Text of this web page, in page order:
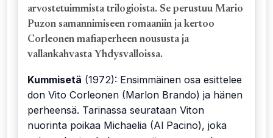
arvostetuimmista trilogioista. Se perustuu Mario
Puzon samannimiseen romaaniin ja kertoo
Corleonen mafiaperheen noususta ja
vallankahvasta Yhdysvalloissa.
Kummisetä (1972): Ensimmäinen osa esittelee
don Vito Corleonen (Marlon Brando) ja hänen
perheensä. Tarinassa seurataan Viton
nuorinta poikaa Michaelia (Al Pacino), joka